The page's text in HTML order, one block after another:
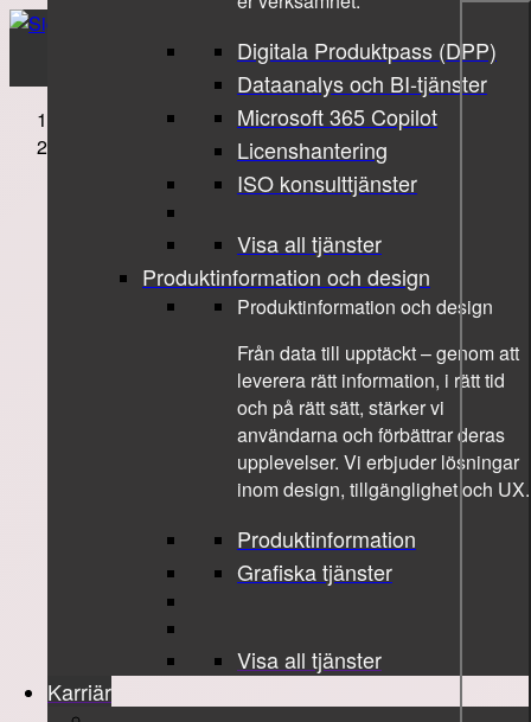
Digitala Produktpass (DPP)
Dataanalys och BI-tjänster
Microsoft 365 Copilot
Licenshantering
ISO konsulttjänster
Visa all tjänster
Produktinformation och design
Produktinformation och design
Från data till upptäckt – genom att
leverera rätt information, i rätt tid
och på rätt sätt, stärker vi
användarna och förbättrar deras
upplevelser. Vi erbjuder lösningar
inom design, tillgänglighet och UX.
Produktinformation
Grafiska tjänster
Visa all tjänster
Karriär
Sigma Technology